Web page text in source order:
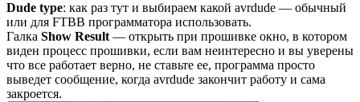
Dude type: как раз тут и выбираем какой avrdude — обычный
или для FTBB программатора использовать.
Галка Show Result — открыть при прошивке окно, в котором
виден процесс прошивки, если вам неинтересно и вы уверены
что все работает верно, не ставьте ее, программа просто
выведет сообщение, когда avrdude закончит работу и сама
закроется.